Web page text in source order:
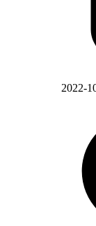
2022-